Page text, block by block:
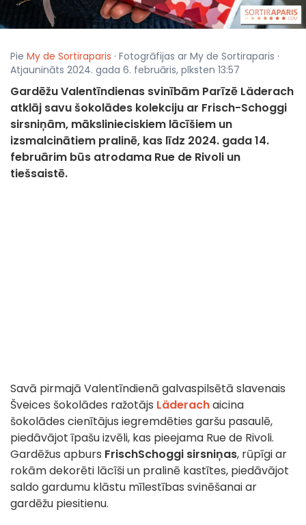
Pie My de Sortiraparis · Fotogrāfijas ar My de Sortiraparis ·
Atjaunināts 2024. gada 6. februāris, plksten 13:57
Gardēžu Valentīndienas svinībām Parīzē Läderach
atklāj savu šokolādes kolekciju ar Frisch-Schoggi
sirsniņām, mākslinieciskiem lācīšiem un
izsmalcinātiem pralinē, kas līdz 2024. gada 14.
februārim būs atrodama Rue de Rivoli un
tiešsaistē.
Savā pirmajā Valentīndienā galvaspilsētā slavenais
Šveices šokolādes ražotājs Läderachaicina
šokolādes cienītājus iegremdēties garšu pasaulē,
piedāvājot īpašu izvēli, kas pieejama Rue de Rivoli.
Gardēžus apburs FrischSchoggi sirsniņas, rūpīgi ar
rokām dekorēti lācīši un pralinē kastītes, piedāvājot
saldo gardumu klāstu mīlestības svinēšanai ar
gardēžu piesitienu.